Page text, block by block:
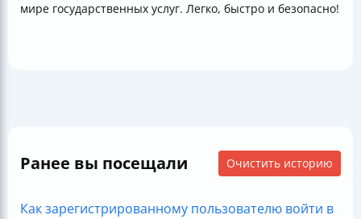
мире государственных услуг. Легко, быстро и безопасно!
Ранее вы посещали Очистить историю
Как зарегистрированному пользователю войти в